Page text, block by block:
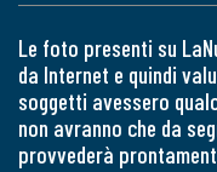
Le foto presenti su
da Internet e quindi
soggetti avessero
non avranno che da
provvederà